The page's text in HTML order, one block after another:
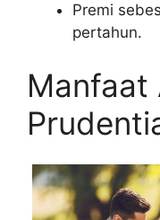
Premi
pertahun.
Manfaat